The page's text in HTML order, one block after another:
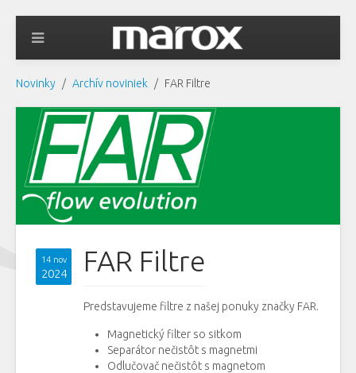
Novinky Archív noviniek FAR Filtre
14 nov
2024 FAR Filtre
Predstavujeme filtre z našej ponuky značky FAR.
Magnetický filter so sitkom
Separátor nečistôt s magnetmi
Odlučovač nečistôt s magnetom